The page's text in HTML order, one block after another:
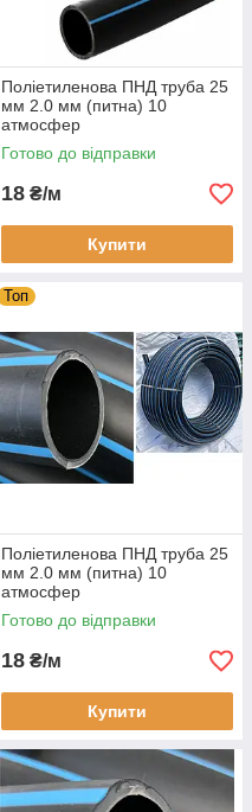
Поліетиленова ПНД труба 25
мм 2.0 мм (питна) 10
атмосфер
Готово до відправки
18 ₴/м
Купити
Топ
Поліетиленова ПНД труба 25
мм 2.0 мм (питна) 10
атмосфер
Готово до відправки
18 ₴/м
Купити